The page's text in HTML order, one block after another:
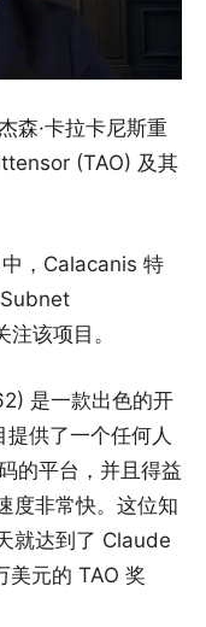
森·卡拉卡尼斯重
(TAO) 及其
，Calacanis 特
该项目。
是一款出色的开
供了一个任何人
的平台，并且得益
度非常快。这位知
就达到了 Claude
美元的 TAO 奖